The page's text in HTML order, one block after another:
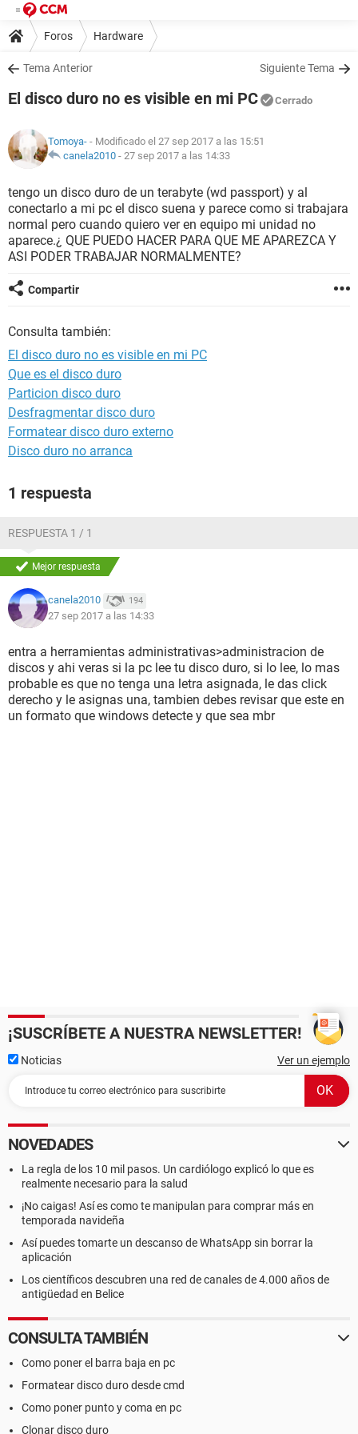
Foros Hardware
Tema Anterior Siguiente Tema
El disco duro no es visible en mi PC Cerrado
Tomoya- - Modificado el 27 sep 2017 a las 15:51
canela2010 - 27 sep 2017 a las 14:33
tengo un disco duro de un terabyte (wd passport) y al
conectarlo a mi pc el disco suena y parece como si trabajara
normal pero cuando quiero ver en equipo mi unidad no
aparece.¿ QUE PUEDO HACER PARA QUE ME APAREZCA Y
ASI PODER TRABAJAR NORMALMENTE?
Compartir
Consulta también:
El disco duro no es visible en mi PC
Que es el disco duro
Particion disco duro
Desfragmentar disco duro
Formatear disco duro externo
Disco duro no arranca
1 respuesta
RESPUESTA 1 / 1
Mejor respuesta
canela2010 194
27 sep 2017 a las 14:33
entra a herramientas administrativas>administracion de
discos y ahi veras si la pc lee tu disco duro, si lo lee, lo mas
probable es que no tenga una letra asignada, le das click
derecho y le asignas una, tambien debes revisar que este en
un formato que windows detecte y que sea mbr
¡SUSCRÍBETE A NUESTRA NEWSLETTER!
Noticias Ver un ejemplo
NOVEDADES
La regla de los 10 mil pasos. Un cardiólogo explicó lo que es
realmente necesario para la salud
¡No caigas! Así es como te manipulan para comprar más en
temporada navideña
Así puedes tomarte un descanso de WhatsApp sin borrar la
aplicación
Los científicos descubren una red de canales de 4.000 años de
antigüedad en Belice
CONSULTA TAMBIÉN
Como poner el barra baja en pc
Formatear disco duro desde cmd
Como poner punto y coma en pc
Clonar disco duro